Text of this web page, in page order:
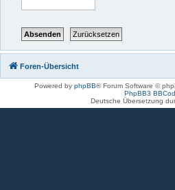
Foren-Übersicht
Powered by phpBB® Forum Software ©
PhpBB3
Deutsche Übersetzung